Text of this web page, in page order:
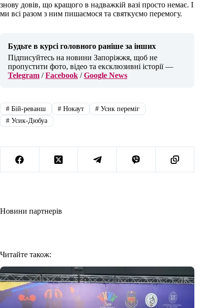
знову довів, що кращого в надважкій вазі просто немає. І
ми всі разом з ним пишаємося та святкуємо перемогу.
Будьте в курсі головного раніше за інших
Підписуйтесь на новини Запоріжжя, щоб не
пропустити фото, відео та ексклюзивні історії —
Telegram /Facebook /Google News
#Бій-реванш #Нокаут # Усик переміг
#Усик-Дюбуа
Новини партнерів
Читайте також: